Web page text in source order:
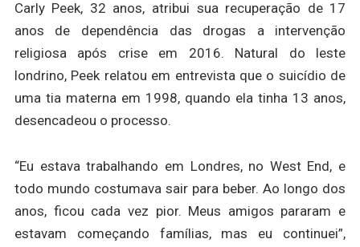
Carly Peek, 32 anos, atribui sua recuperação de 17
anos de dependência das drogas a intervenção
religiosa após crise em 2016. Natural do leste
londrino, Peek relatou em entrevista que o suicídio de
uma tia materna em 1998, quando ela tinha 13 anos,
desencadeou o processo.
“Eu estava trabalhando em Londres, no West End, e
todo mundo costumava sair para beber. Ao longo dos
anos, ficou cada vez pior. Meus amigos pararam e
estavam começando famílias, mas eu continuei”,